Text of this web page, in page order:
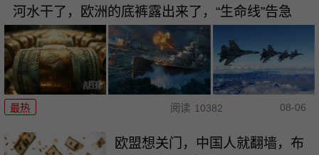
河水干了，欧洲的底裤露出来了，“生命线”告急
最热 阅读 10382 08-06
欧盟想关门，中国人就翻墙，布